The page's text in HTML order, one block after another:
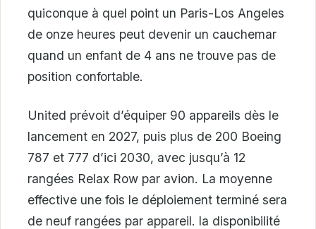
quiconque à quel point un Paris-Los Angeles
de onze heures peut devenir un cauchemar
quand un enfant de 4 ans ne trouve pas de
position confortable.
United prévoit d’équiper 90 appareils dès le
lancement en 2027, puis plus de 200 Boeing
787 et 777 d’ici 2030, avec jusqu’à 12
rangées Relax Row par avion. La moyenne
effective une fois le déploiement terminé sera
de neuf rangées par appareil. la disponibilité